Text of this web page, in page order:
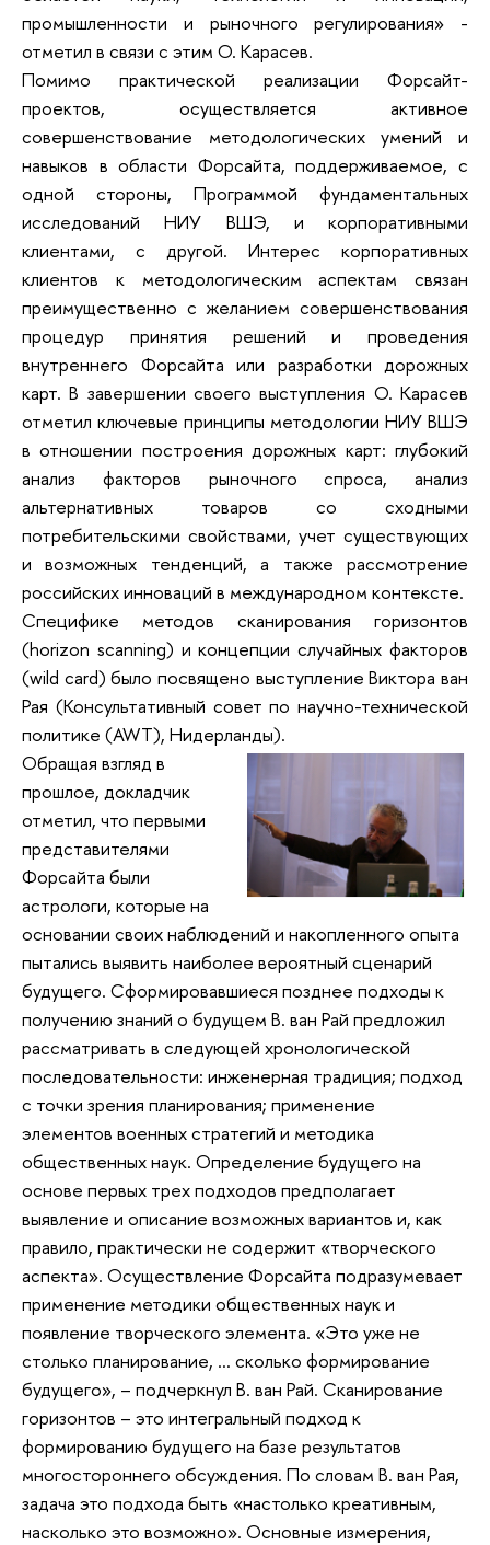
промышленности и рыночного регулирования» -
отметил в связи с этим О. Карасев.
Помимо практической реализации Форсайт-
проектов, осуществляется активное
совершенствование методологических умений и
навыков в области Форсайта, поддерживаемое, с
одной стороны, Программой фундаментальных
исследований НИУ ВШЭ, и корпоративными
клиентами, с другой. Интерес корпоративных
клиентов к методологическим аспектам связан
преимущественно с желанием совершенствования
процедур принятия решений и проведения
внутреннего Форсайта или разработки дорожных
карт. В завершении своего выступления О. Карасев
отметил ключевые принципы методологии НИУ ВШЭ
в отношении построения дорожных карт: глубокий
анализ факторов рыночного спроса, анализ
альтернативных товаров со сходными
потребительскими свойствами, учет существующих
и возможных тенденций, а также рассмотрение
российских инноваций в международном контексте.
Специфике методов сканирования горизонтов
(horizon scanning) и концепции случайных факторов
(wild card) было посвящено выступление Виктора ван
Рая (Консультативный совет по научно-технической
политике (AWT), Нидерланды).
Обращая взгляд в
прошлое, докладчик
отметил, что первыми
представителями
Форсайта были
астрологи, которые на
основании своих наблюдений и накопленного опыта
пытались выявить наиболее вероятный сценарий
будущего. Сформировавшиеся позднее подходы к
получению знаний о будущем В. ван Рай предложил
рассматривать в следующей хронологической
последовательности: инженерная традиция; подход
с точки зрения планирования; применение
элементов военных стратегий и методика
общественных наук. Определение будущего на
основе первых трех подходов предполагает
выявление и описание возможных вариантов и, как
правило, практически не содержит «творческого
аспекта». Осуществление Форсайта подразумевает
применение методики общественных наук и
появление творческого элемента. «Это уже не
столько планирование, … сколько формирование
будущего», – подчеркнул В. ван Рай. Сканирование
горизонтов – это интегральный подход к
формированию будущего на базе результатов
многостороннего обсуждения. По словам В. ван Рая,
задача это подхода быть «настолько креативным,
насколько это возможно». Основные измерения,